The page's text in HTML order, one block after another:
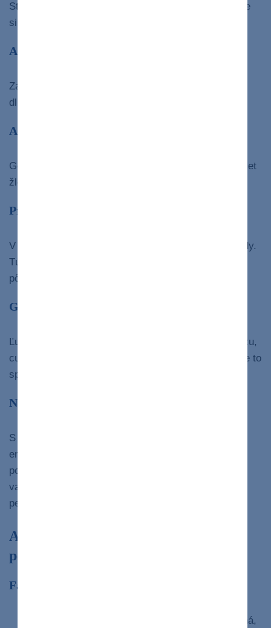
Stukovatenie pečene súvisiace s alkoholom postihuje
silných konzumentov tejto látky.
Alkoholická hepatitída
Zápal pečene, ktorý je dôsledkom silného alebo
dlhodobého pitia.
Alagilleho syndróm
Genetická porucha, ktorá má za následok menší počet
žlčových ciest v pečeni, ako je obvyklé.
Primárna biliárna cholangitída
V priebehu času táto choroba ničí vaše malé žlčovody.
Túto chorobu však stále môžete poznať podľa jej
pôvodného názvu, a to primárna biliárna cirhóza.
Galaktozémia
Ľudia s týmto ochorením nevedia spracovať galaktózu,
cukor nachádzajúci sa v mnohých potravinách. Môže to
spôsobiť poškodenie pečene.
Nedostatok lyzozomálnej kyslej lipázy
S týmto genetickým stavom nemôžete produkovať
enzým nazývaný lyzozomálna kyslá lipáza, ktorý
pomáha vášmu telu rozkladať tuky a cholesterol vo
vašich bunkách. V dôsledku toho tuky zostávajú v
pečeni a spôsobujú poškodenie.
Ako prebieha progresia ochorenia
pečene?
Fáza 1: Zápal
V počiatočných štádiách je vaša pečeň zapálená,